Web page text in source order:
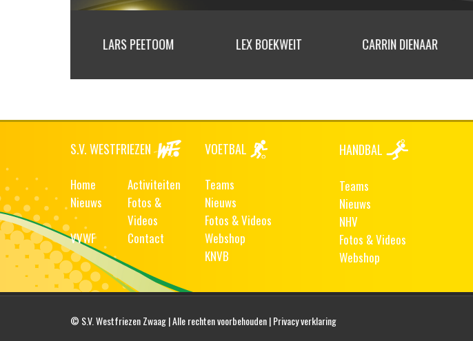
LARS PEETOOM LEX BOEKWEIT CARRIN DIENAAR
S.V. WESTFRIEZEN
Home
Activiteiten
Nieuws
Fotos &
Videos
VVWF
Contact
VOETBAL
Teams
Nieuws
Fotos & Videos
Webshop
KNVB
HANDBAL
Teams
Nieuws
NHV
Fotos & Videos
Webshop
© S.V. Westfriezen Zwaag | Alle rechten voorbehouden |Privacy verklaring